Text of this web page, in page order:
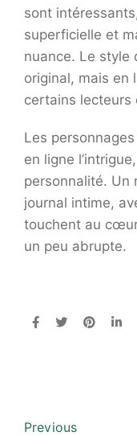
sont
superficielle et
nuance. Le style
original, mais en
certains lecteurs
Les
en ligne
personnalité. Un
journal intime,
touchent au
un peu abrupte.
Previous